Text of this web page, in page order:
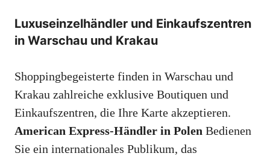
Luxuseinzelhändler und Einkaufszentren
in Warschau und Krakau
Shoppingbegeisterte finden in Warschau und
Krakau zahlreiche exklusive Boutiquen und
Einkaufszentren, die Ihre Karte akzeptieren.
American Express-Händler in Polen Bedienen
Sie ein internationales Publikum, das